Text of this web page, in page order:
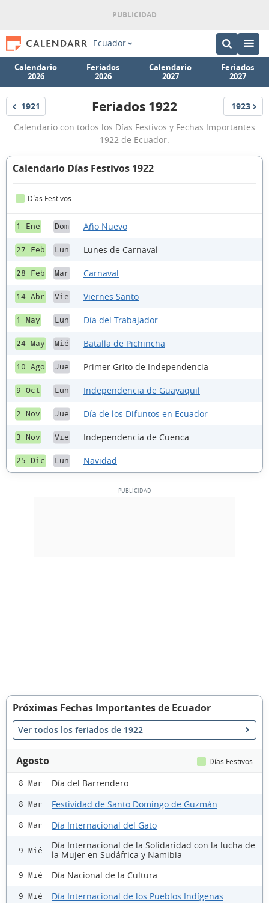
Ecuador
Calendario
2026
Feriados
2026
Calendario
2027
Feriados
2027
Feriados
1921
Feriados
Ecuador
1922
Feriados 1922 Feriados
1923
Calendario con todos los Días Festivos y Fechas Importantes
1922 de Ecuador.
Calendario Días Festivos 1922
Días Festivos
1 Ene Dom Año Nuevo
27 Feb Lun Lunes de Carnaval
28 Feb Mar Carnaval
14 Abr Vie Viernes Santo
1 May Lun Día del Trabajador
24 May Mié Batalla de Pichincha
10 Ago Jue Primer Grito de Independencia
9 Oct Lun Independencia de Guayaquil
2 Nov Jue Día de los Difuntos en Ecuador
3 Nov Vie Independencia de Cuenca
25 Dic Lun Navidad
Próximas Fechas Importantes de Ecuador
Ver todos los feriados de 1922
Agosto Días Festivos
8 Mar Día del Barrendero
8 Mar Festividad de Santo Domingo de Guzmán
8 Mar Día Internacional del Gato
9 Mié
Día Internacional de la Solidaridad con la lucha de
la Mujer en Sudáfrica y Namibia
9 Mié Día Nacional de la Cultura
9 Mié Día Internacional de los Pueblos Indígenas